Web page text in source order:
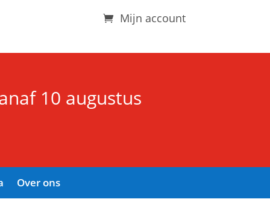
Mijn account
10 augustus
Over ons